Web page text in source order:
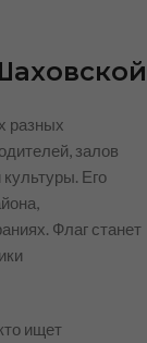
разных
залов
Его
Флаг станет
ищет